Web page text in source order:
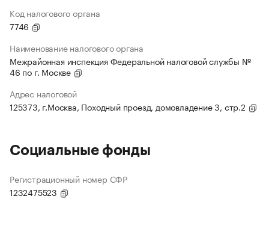
Код налогового органа
7746
Наименование налогового органа
Межрайонная инспекция Федеральной налоговой службы №
46 по г. Москве
Адрес налоговой
125373, г.Москва, Походный проезд, домовладение 3, стр.2
Социальные фонды
Регистрационный номер СФР
1232475523